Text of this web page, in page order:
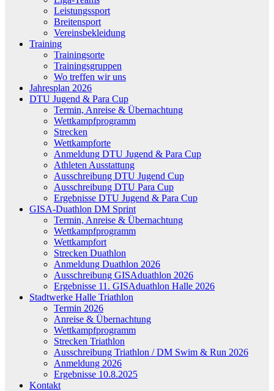
Leistungssport
Breitensport
Vereinsbekleidung
Training
Trainingsorte
Trainingsgruppen
Wo treffen wir uns
Jahresplan 2026
DTU Jugend & Para Cup
Termin, Anreise & Übernachtung
Wettkampfprogramm
Strecken
Wettkampforte
Anmeldung DTU Jugend & Para Cup
Athleten Ausstattung
Ausschreibung DTU Jugend Cup
Ausschreibung DTU Para Cup
Ergebnisse DTU Jugend & Para Cup
GISA-Duathlon DM Sprint
Termin, Anreise & Übernachtung
Wettkampfprogramm
Wettkampfort
Strecken Duathlon
Anmeldung Duathlon 2026
Ausschreibung GISAduathlon 2026
Ergebnisse 11. GISAduathlon Halle 2026
Stadtwerke Halle Triathlon
Termin 2026
Anreise & Übernachtung
Wettkampfprogramm
Strecken Triathlon
Ausschreibung Triathlon / DM Swim & Run 2026
Anmeldung 2026
Ergebnisse 10.8.2025
Kontakt